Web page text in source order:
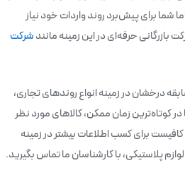
شما برای پیش‌برد روند واردات خود نیاز
بازرگانی حرفه‌ای در این زمینه مانندشرکت
درخشان در زمینه انواع روندهای تجاری،
کوتاه‌ترین زمان ممکن، کالاهای مورد نظر
کافیست برای کسب اطلاعات بیشتر در زمینه
پلاستیکی، با کارشناسان ما تماس بگیرید.